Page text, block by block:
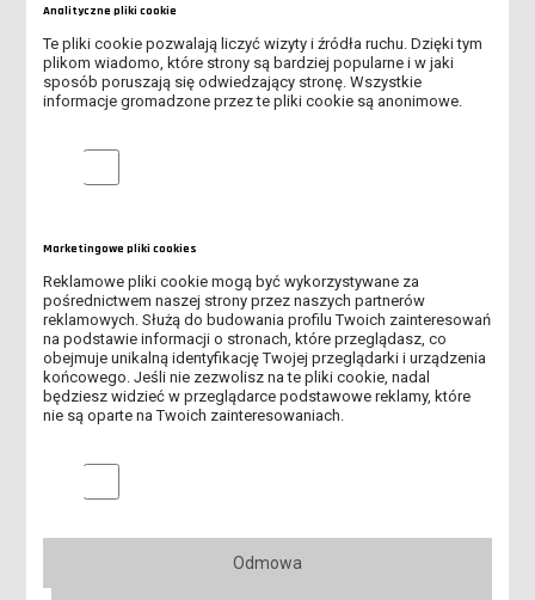
WEŹ UDZIAŁ W KONKURSIE I WYSTARTUJ ZA DARMO W
TRWA II NABÓR NA STUDIA!
RUSZYŁ II NABÓR NA STUDIA W ANS W LESZNIE!
osobowych jest firma Akademia Nauk Stosowanych im.
Jana Amosa Komeńskiego w Lesznie, oraz że:
dalej
Wyślij
Analityczne pliki cookie
Te pliki cookie pozwalają liczyć wizyty i źródła ruchu. Dzięki tym
plikom wiadomo, które strony są bardziej popularne i w jaki
sposób poruszają się odwiedzający stronę. Wszystkie
informacje gromadzone przez te pliki cookie są anonimowe.
Analityczne pliki cookie
Marketingowe pliki cookies
Reklamowe pliki cookie mogą być wykorzystywane za
pośrednictwem naszej strony przez naszych partnerów
reklamowych. Służą do budowania profilu Twoich zainteresowań
na podstawie informacji o stronach, które przeglądasz, co
obejmuje unikalną identyfikację Twojej przeglądarki i urządzenia
końcowego. Jeśli nie zezwolisz na te pliki cookie, nadal
będziesz widzieć w przeglądarce podstawowe reklamy, które
nie są oparte na Twoich zainteresowaniach.
Marketingowe pliki cookies
Odmowa